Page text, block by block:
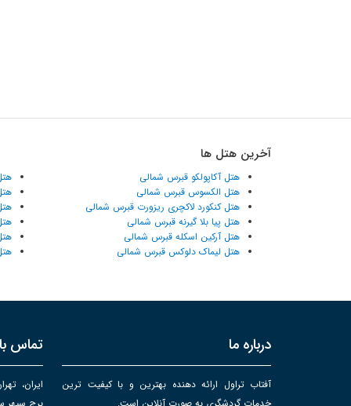
آخرین هتل ها
هتل آکاپولکو قبرس شمالی
هتل الکسوس قبرس شمالی
هتل کنکورد لاکچری ریزورت قبرس شمالی
هتل پیا بلا گیرنه قبرس شمالی
هتل آرکین اسکله قبرس شمالی
هتل لیماک دلوکس قبرس شمالی
درباره ما
آفتاب تراول ارائه دهنده بهترین و با کیفیت ترین
تماس
ایران،